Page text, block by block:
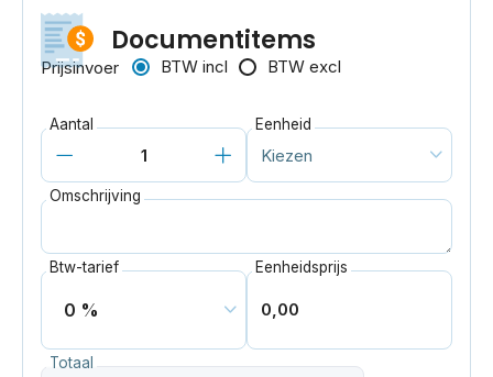
Documentitems
Prijsinvoer BTW incl BTW excl
Aantal Eenheid
Omschrijving
0 %
Btw-tarief Eenheidsprijs
Totaal